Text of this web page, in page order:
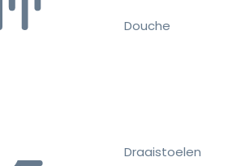
Douche
Draaistoelen